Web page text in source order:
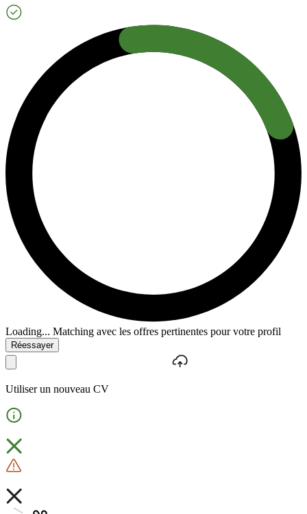
Loading... Matching avec les offres pertinentes pour votre profil
Réessayer
Utiliser un nouveau CV